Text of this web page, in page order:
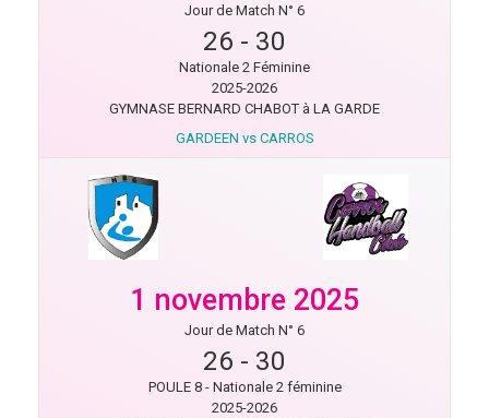
Jour de Match N° 6
26 - 30
Nationale 2 Féminine
2025-2026
GYMNASE BERNARD CHABOT à LA GARDE
GARDEEN vs CARROS
1 novembre 2025
Jour de Match N° 6
26 - 30
POULE 8 - Nationale 2 féminine
2025-2026